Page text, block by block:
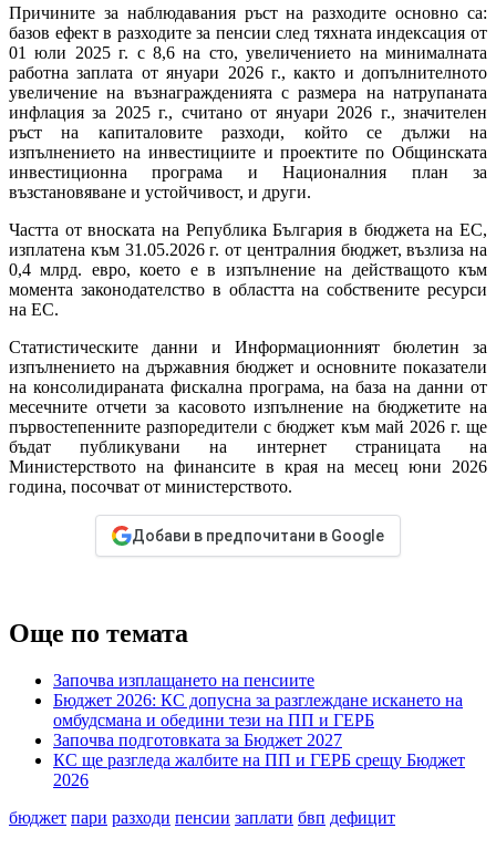
Причините за наблюдавания ръст на разходите основно са:
базов ефект в разходите за пенсии след тяхната индексация от
01 юли 2025 г. с 8,6 на сто, увеличението на минималната
работна заплата от януари 2026 г., както и допълнителното
увеличение на възнагражденията с размера на натрупаната
инфлация за 2025 г., считано от януари 2026 г., значителен
ръст на капиталовите разходи, който се дължи на
изпълнението на инвестициите и проектите по Общинската
инвестиционна програма и Националния план за
възстановяване и устойчивост, и други.
Частта от вноската на Република България в бюджета на ЕС,
изплатена към 31.05.2026 г. от централния бюджет, възлиза на
0,4 млрд. евро, което е в изпълнение на действащото към
момента законодателство в областта на собствените ресурси
на ЕС.
Статистическите данни и Информационният бюлетин за
изпълнението на държавния бюджет и основните показатели
на консолидираната фискална програма, на база на данни от
месечните отчети за касовото изпълнение на бюджетите на
първостепенните разпоредители с бюджет към май 2026 г. ще
бъдат публикувани на интернет страницата на
Министерството на финансите в края на месец юни 2026
година, посочват от министерството.
Добави в предпочитани в Google
Още по темата
Започва изплащането на пенсиите
Бюджет 2026: КС допусна за разглеждане искането на
омбудсмана и обедини тези на ПП и ГЕРБ
Започва подготовката за Бюджет 2027
КС ще разгледа жалбите на ПП и ГЕРБ срещу Бюджет
2026
бюджет пари разходи пенсии заплати бвп дефицит